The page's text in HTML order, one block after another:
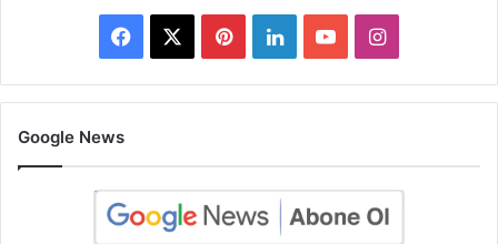
Facebook PinterestLinkedInYouTubeInstagram
Google News